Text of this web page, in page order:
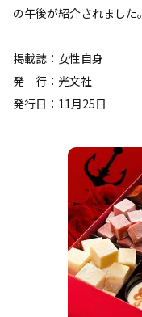
の午後が紹介されました。
掲載誌：女性自身
発 行：光文社
発行日：11月25日